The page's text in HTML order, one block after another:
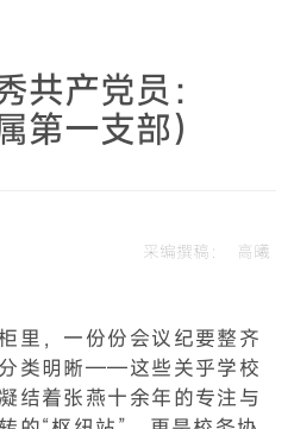
共产党员：
第一支部）
采编撰稿： 高曦
里，一份份会议纪要整齐
类明晰——这些关乎学校
结着张燕十余年的专注与